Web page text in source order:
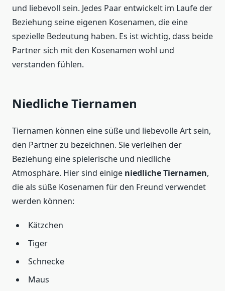
und liebevoll sein. Jedes Paar entwickelt im Laufe der
Beziehung seine eigenen Kosenamen, die eine
spezielle Bedeutung haben. Es ist wichtig, dass beide
Partner sich mit den Kosenamen wohl und
verstanden fühlen.
Niedliche Tiernamen
Tiernamen können eine süße und liebevolle Art sein,
den Partner zu bezeichnen. Sie verleihen der
Beziehung eine spielerische und niedliche
Atmosphäre. Hier sind einige niedliche Tiernamen,
die als süße Kosenamen für den Freund verwendet
werden können:
Kätzchen
Tiger
Schnecke
Maus